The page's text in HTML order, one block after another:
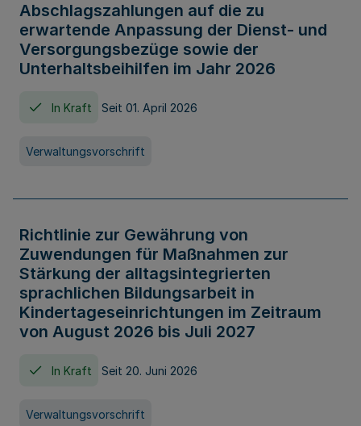
Abschlagszahlungen auf die zu
erwartende Anpassung der Dienst- und
Versorgungsbezüge sowie der
Unterhaltsbeihilfen im Jahr 2026
In Kraft Seit 01. April 2026
Verwaltungsvorschrift
Richtlinie zur Gewährung von
Zuwendungen für Maßnahmen zur
Stärkung der alltagsintegrierten
sprachlichen Bildungsarbeit in
Kindertageseinrichtungen im Zeitraum
von August 2026 bis Juli 2027
In Kraft Seit 20. Juni 2026
Verwaltungsvorschrift